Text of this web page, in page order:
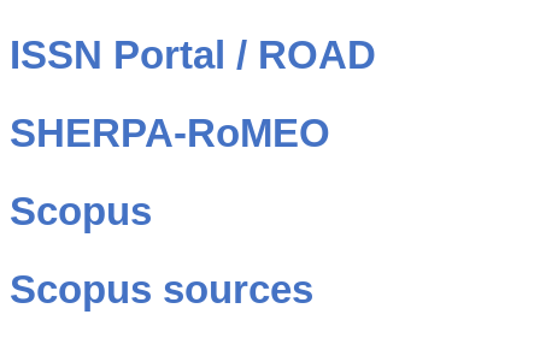
ISSN Portal / ROAD
SHERPA-RoMEO
Scopus
Scopus sources